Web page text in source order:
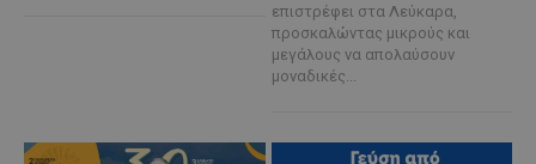
επιστρέφει στα Λεύκαρα,
προσκαλώντας μικρούς και
μεγάλους να απολαύσουν
μοναδικές...